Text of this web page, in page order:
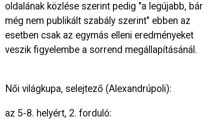
oldalának közlése szerint pedig "a legújabb, bár
még nem publikált szabály szerint" ebben az
esetben csak az egymás elleni eredményeket
veszik figyelembe a sorrend megállapításánál.
Női világkupa, selejtező (Alexandrúpoli):
az 5-8. helyért, 2. forduló: